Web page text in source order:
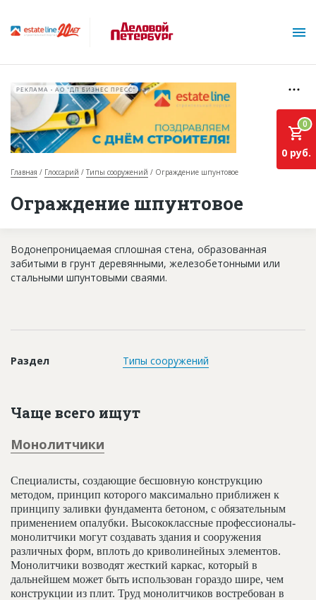
О проекте
База строящихся объектов
Инвестпроекты
Правила работы
Личный кабинет
РЕКЛАМА • АО "ДП БИЗНЕС ПРЕСС"
Главная Глоссарий Типы сооружений Ограждение шпунтовое
Ограждение шпунтовое
0
0 руб.
Водонепроницаемая сплошная стена, образованная
забитыми в грунт деревянными, железобетонными или
стальными шпунтовыми сваями.
Раздел Типы сооружений
Чаще всего ищут
Монолитчики
Специалисты, создающие бесшовную конструкцию
методом, принцип которого максимально приближен к
принципу заливки фундамента бетоном, с обязательным
применением опалубки. Высококлассные профессионалы-
монолитчики могут создавать здания и сооружения
различных форм, вплоть до криволинейных элементов.
Монолитчики возводят жесткий каркас, который в
дальнейшем может быть использован гораздо шире, чем
конструкции из плит. Труд монолитчиков востребован в